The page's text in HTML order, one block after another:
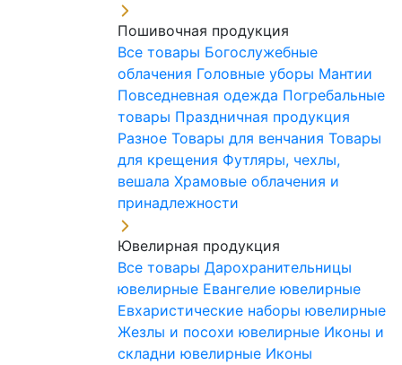
Пошивочная продукция
Все товары Богослужебные
облачения Головные уборы Мантии
Повседневная одежда Погребальные
товары Праздничная продукция
Разное Товары для венчания Товары
для крещения Футляры, чехлы,
вешала Храмовые облачения и
принадлежности
Ювелирная продукция
Все товары Дарохранительницы
ювелирные Евангелие ювелирные
Евхаристические наборы ювелирные
Жезлы и посохи ювелирные Иконы и
складни ювелирные Иконы